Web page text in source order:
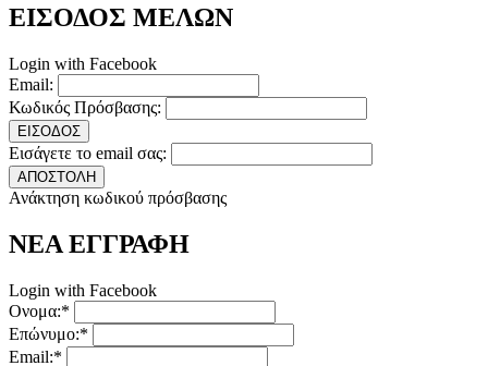
ΕΙΣΟΔΟΣ ΜΕΛΩΝ
Login with Facebook
Email:
Κωδικός Πρόσβασης:
ΕΙΣΟΔΟΣ
Εισάγετε το email σας:
ΑΠΟΣΤΟΛΗ
Ανάκτηση κωδικού πρόσβασης
ΝΕΑ ΕΓΓΡΑΦΗ
Login with Facebook
Ονομα:*
Επώνυμο:*
Email:*